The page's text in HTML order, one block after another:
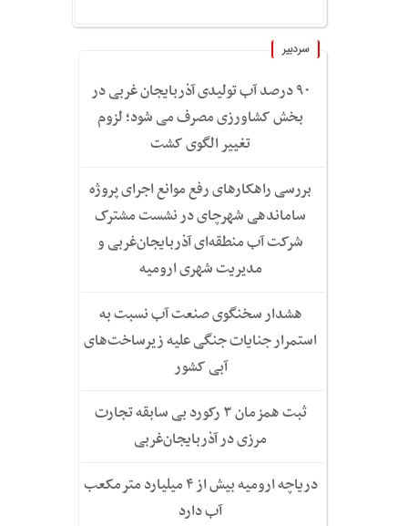
سردبیر
۹۰ درصد آب تولیدی آذربایجان غربی در
بخش کشاورزی مصرف می شود؛ لزوم
تغییر الگوی کشت
بررسی راهکارهای رفع موانع اجرای پروژه
ساماندهی شهرچای در نشست مشترک
شرکت آب منطقه‌ای آذربایجان‌غربی و
مدیریت شهری ارومیه
هشدار سخنگوی صنعت آب نسبت به
استمرار جنایات جنگی علیه زیرساخت‌های
آبی کشور
ثبت همزمان ۳ رکورد بی سابقه تجارت
مرزی در آذربایجان‌غربی
دریاچه ارومیه بیش از ۴ میلیارد مترمکعب
آب دارد